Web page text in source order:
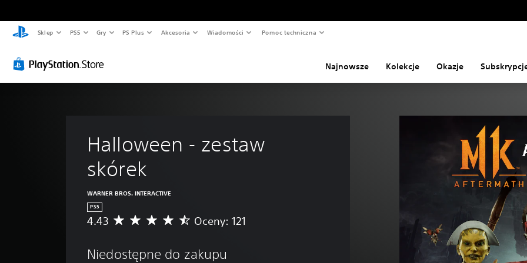
Sklep PS5 Gry PS Plus Akcesoria Wiadomości Pomoc techniczna
Najnowsze Kolekcje Okazje
Halloween - zestaw
skórek
WARNER BROS. INTERACTIVE
PS5
Ś
d
4.43 Oceny: 121
Niedostępne do zakupu